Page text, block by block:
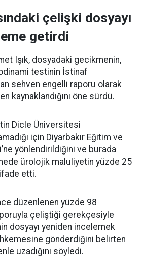
çelişki dosyayı
getirdi
Işık, dosyadaki gecikmenin,
testinin İstinaf
sehven engelli raporu olarak
kaynaklandığını öne sürdü.
Dicle Üniversitesi
için Diyarbakır Eğitim ve
yönlendirildiğini ve burada
ürolojik maluliyetin yüzde 25
etti.
düzenlenen yüzde 98
çeliştiği gerekçesiyle
dosyayı yeniden incelemek
gönderdiğini belirten
uzadığını söyledi.